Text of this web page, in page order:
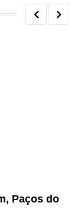
Paços do